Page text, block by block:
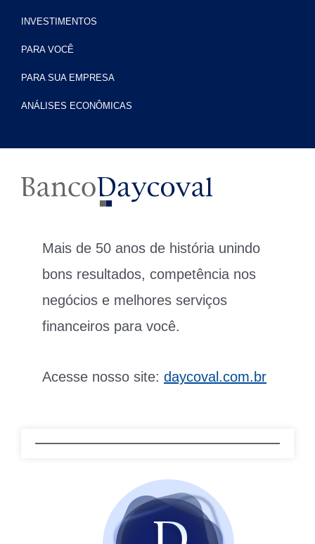
INVESTIMENTOS
PARA VOCÊ
PARA SUA EMPRESA
ANÁLISES ECONÔMICAS
Mais de 50 anos de história unindo
bons resultados, competência nos
negócios e melhores serviços
financeiros para você.
Acesse nosso site: daycoval.com.br